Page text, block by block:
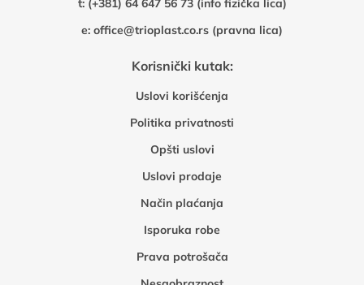
t: (+381) 64 647 56 73 (info fizička lica)
e: office@trioplast.co.rs (pravna lica)
Korisnički kutak:
Uslovi korišćenja
Politika privatnosti
Opšti uslovi
Uslovi prodaje
Način plaćanja
Isporuka robe
Prava potrošača